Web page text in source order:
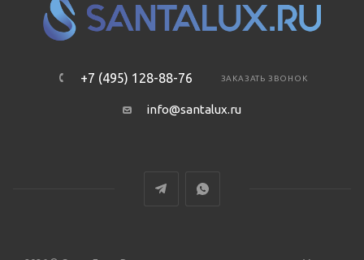
+7 (495) 128-88-76 ЗАКАЗАТЬ ЗВОНОК
info@santalux.ru